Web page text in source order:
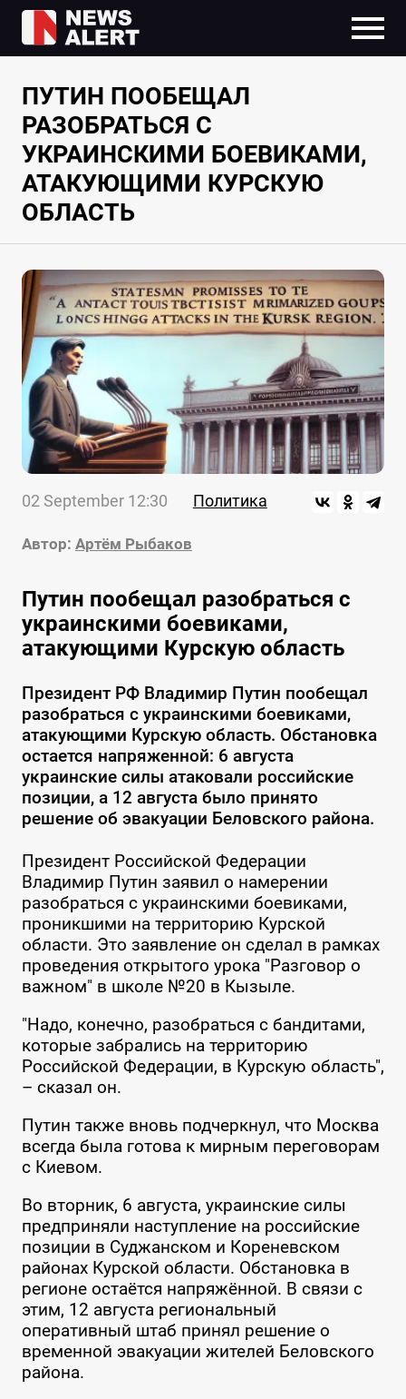
ПУТИН ПООБЕЩАЛ
РАЗОБРАТЬСЯ С
УКРАИНСКИМИ БОЕВИКАМИ,
АТАКУЮЩИМИ КУРСКУЮ
ОБЛАСТЬ
02 September 12:30 Политика
Автор: Артём Рыбаков
Путин пообещал разобраться с
украинскими боевиками,
атакующими Курскую область
Президент РФ Владимир Путин пообещал
разобраться с украинскими боевиками,
атакующими Курскую область. Обстановка
остается напряженной: 6 августа
украинские силы атаковали российские
позиции, а 12 августа было принято
решение об эвакуации Беловского района.
Президент Российской Федерации
Владимир Путин заявил о намерении
разобраться с украинскими боевиками,
проникшими на территорию Курской
области. Это заявление он сделал в рамках
проведения открытого урока "Разговор о
важном" в школе №20 в Кызыле.
"Надо, конечно, разобраться с бандитами,
которые забрались на территорию
Российской Федерации, в Курскую область",
– сказал он.
Путин также вновь подчеркнул, что Москва
всегда была готова к мирным переговорам
с Киевом.
Во вторник, 6 августа, украинские силы
предприняли наступление на российские
позиции в Суджанском и Кореневском
районах Курской области. Обстановка в
регионе остаётся напряжённой. В связи с
этим, 12 августа региональный
оперативный штаб принял решение о
временной эвакуации жителей Беловского
района.